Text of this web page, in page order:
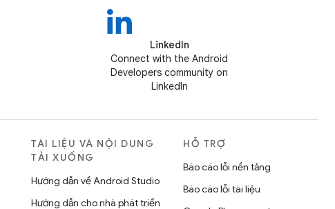
LinkedIn
Connect with the Android
Developers community on
LinkedIn
TÀI LIỆU VÀ NỘI DUNG
TẢI XUỐNG
Hướng dẫn về Android Studio
Hướng dẫn cho nhà phát triển
HỖ TRỢ
Báo cáo lỗi nền tảng
Báo cáo lỗi tài liệu